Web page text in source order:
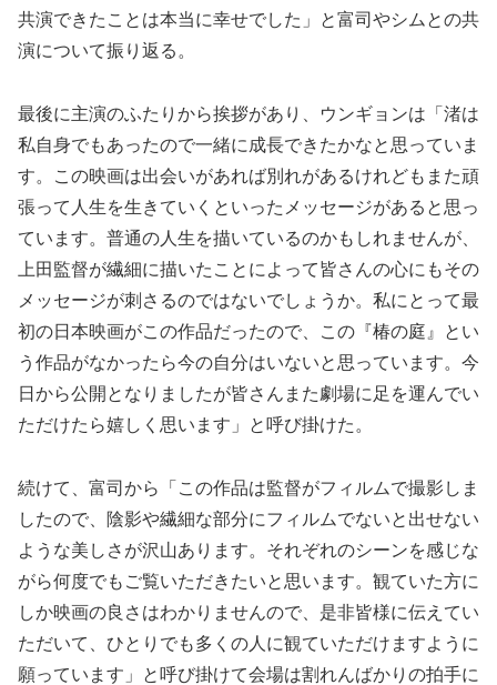
共演できたことは本当に幸せでした」と富司やシムとの共
演について振り返る。
最後に主演のふたりから挨拶があり、ウンギョンは「渚は
私自身でもあったので一緒に成長できたかなと思っていま
す。この映画は出会いがあれば別れがあるけれどもまた頑
張って人生を生きていくといったメッセージがあると思っ
ています。普通の人生を描いているのかもしれませんが、
上田監督が繊細に描いたことによって皆さんの心にもその
メッセージが刺さるのではないでしょうか。私にとって最
初の日本映画がこの作品だったので、この『椿の庭』とい
う作品がなかったら今の自分はいないと思っています。今
日から公開となりましたが皆さんまた劇場に足を運んでい
ただけたら嬉しく思います」と呼び掛けた。
続けて、富司から「この作品は監督がフィルムで撮影しま
したので、陰影や繊細な部分にフィルムでないと出せない
ような美しさが沢山あります。それぞれのシーンを感じな
がら何度でもご覧いただきたいと思います。観ていた方に
しか映画の良さはわかりませんので、是非皆様に伝えてい
ただいて、ひとりでも多くの人に観ていただけますように
願っています」と呼び掛けて会場は割れんばかりの拍手に